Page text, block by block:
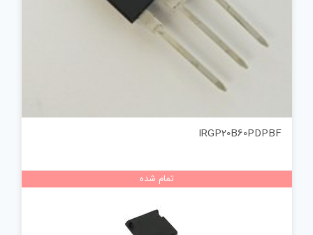
IRGP20B60PDPBF
تمام شده